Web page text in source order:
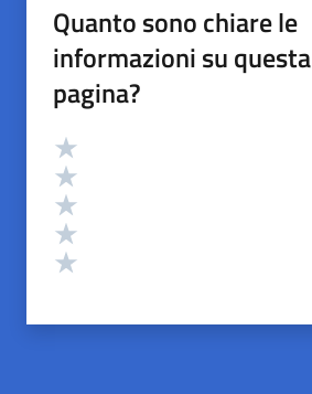
Quanto sono chiare le
informazioni su questa
pagina?
Valutazione